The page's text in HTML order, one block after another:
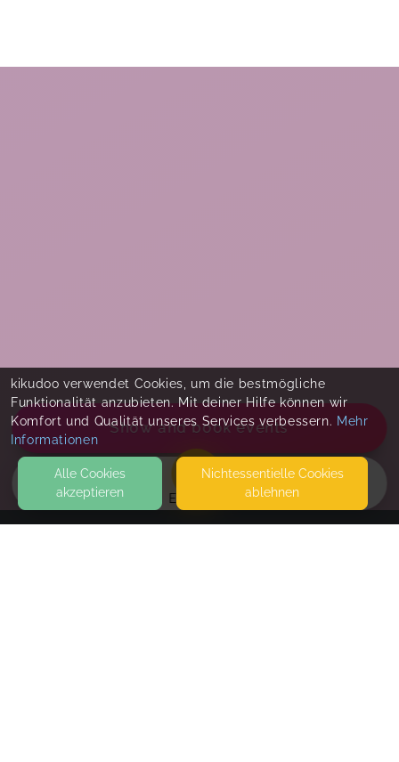
EVENTS
Show and book events
kikudoo verwendet Cookies, um die bestmögliche
Funktionalität anzubieten. Mit deiner Hilfe können wir
Komfort und Qualität unseres Services verbessern. Mehr
Informationen
Alle Cookies
akzeptieren
Nicht­essentielle Cookies
ablehnen